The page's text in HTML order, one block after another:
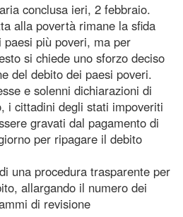
conclusa ieri, 2 febbraio.
alla povertà rimane la sfida
più poveri, ma per
si chiede uno sforzo deciso
del debito dei paesi poveri.
e solenni dichiarazioni di
i cittadini degli stati impoveriti
gravati dal pagamento di
per ripagare il debito
una procedura trasparente per
allargando il numero dei
di revisione